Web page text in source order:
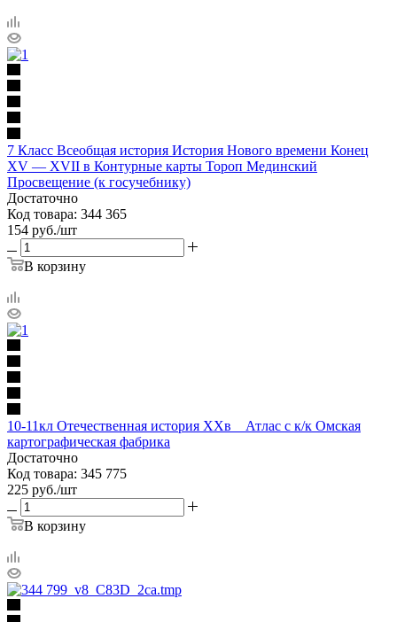
7 Класс Всеобщая история История Нового времени Конец
XV — XVII в Контурные карты Тороп Мединский
Просвещение (к госучебнику)
Достаточно
Код товара: 344 365
154 руб./шт
В корзину
10-11кл Отечественная история XXв _ Атлас с к/к Омская
картографическая фабрика
Достаточно
Код товара: 345 775
225 руб./шт
В корзину